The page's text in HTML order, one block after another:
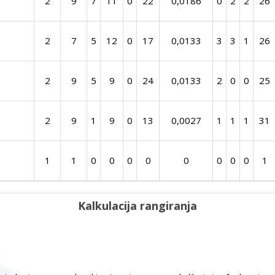
2 7 5 12 0 17 0,0133 3 3 1 26
2 9 5 9 0 24 0,0133 2 0 0 25
2 9 1 9 0 13 0,0027 1 1 1 31
1 1 0 0 0 0 0 0 0 0 1
Kalkulacija rangiranja